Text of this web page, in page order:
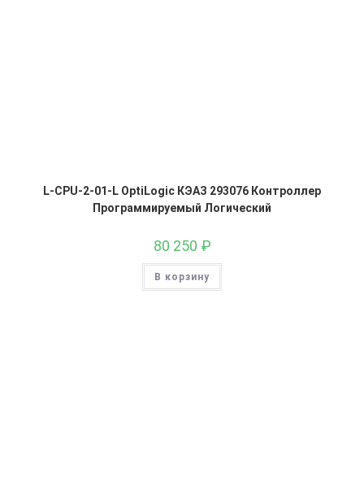
L-CPU-2-01-L OptiLogic КЭАЗ 293076 Контроллер
Программируемый Логический
80 250 ₽
В корзину